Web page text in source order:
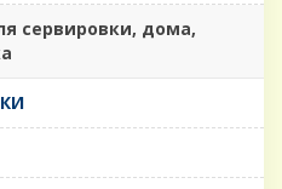
сервировки, дома,